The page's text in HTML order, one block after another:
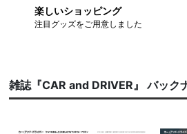
楽しいショッピング
注目グッズをご用意しました
雑誌『CAR and DRIVER』 バック